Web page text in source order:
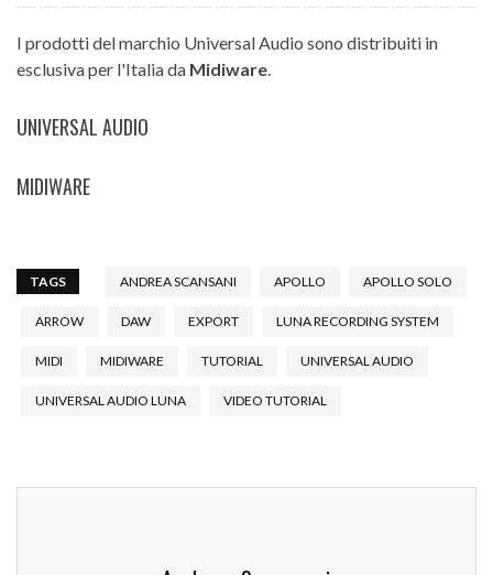
I prodotti del marchio Universal Audio sono distribuiti in
esclusiva per l'Italia da Midiware.
UNIVERSAL AUDIO
MIDIWARE
TAGS ANDREA SCANSANI APOLLO APOLLO SOLO
ARROW DAW EXPORT LUNA RECORDING SYSTEM
MIDI MIDIWARE TUTORIAL UNIVERSAL AUDIO
UNIVERSAL AUDIO LUNA VIDEO TUTORIAL